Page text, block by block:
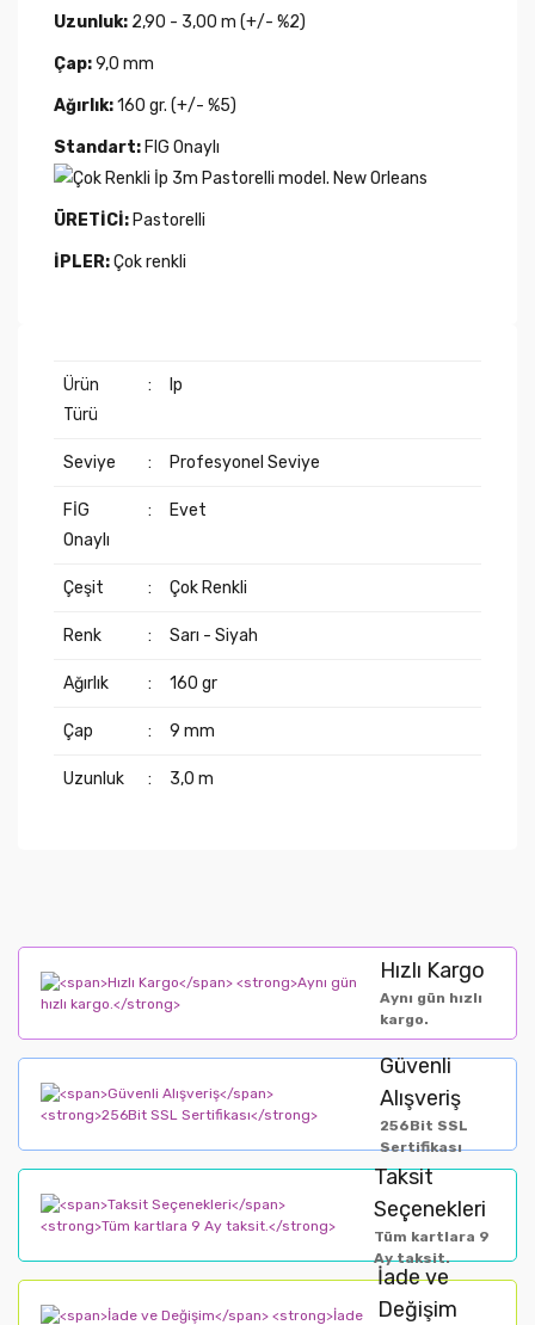
Uzunluk: 2,90 - 3,00 m (+/- %2)
Çap:9,0 mm
Ağırlık:160 gr. (+/- %5)
Standart: FIG Onaylı
ÜRETİCİ: Pastorelli
İPLER:Çok renkli
Ürün
Türü
: Ip
Seviye : Profesyonel Seviye
FİG
Onaylı
: Evet
Çeşit : Çok Renkli
Renk : Sarı - Siyah
Ağırlık : 160 gr
Çap : 9 mm
Uzunluk : 3,0 m
Hızlı Kargo
Aynı gün hızlı
kargo.
Güvenli
Alışveriş
256Bit SSL
Sertifikası
Taksit
Seçenekleri
Tüm kartlara 9
Ay taksit.
İade ve
Değişim